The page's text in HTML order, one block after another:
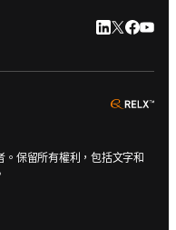
LinkedIn 打
Twitter 打
。保留所有權利，包括文字和